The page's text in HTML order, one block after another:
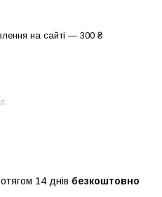
на сайті — 300 ₴
14 днів безкоштовно